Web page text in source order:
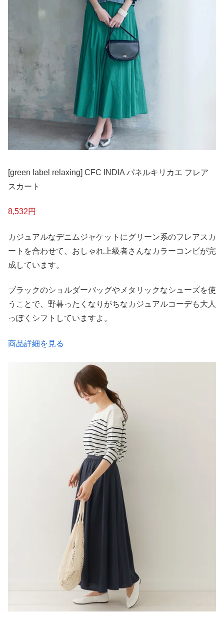
[green label relaxing] CFC INDIA パネルキリカエ フレア
スカート
8,532円
カジュアルなデニムジャケットにグリーン系のフレアスカ
ートを合わせて、おしゃれ上級者さんなカラーコンビが完
成しています。
ブラックのショルダーバッグやメタリックなシューズを使
うことで、野暮ったくなりがちなカジュアルコーデも大人
っぽくシフトしていますよ。
商品詳細を見る